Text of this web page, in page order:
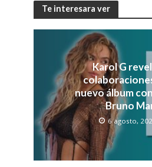
Te interesara ver
Karol G
nuevo álbum
Bruno
6 agosto,